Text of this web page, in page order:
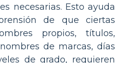
necesarias. Esto ayuda
de que ciertas
propios, títulos,
de marcas, días
de grado, requieren